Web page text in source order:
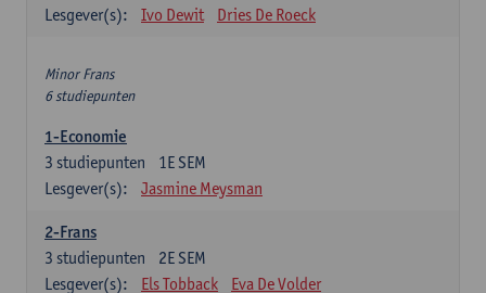
Lesgever(s):
Ivo Dewit Dries De Roeck
Minor Frans
6 studiepunten
1-Economie
1E SEM
3 studiepunten
Lesgever(s):
Jasmine Meysman
2-Frans
2E SEM
3 studiepunten
Lesgever(s):
Els Tobback Eva De Volder